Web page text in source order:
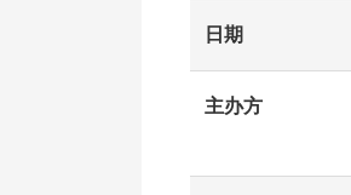
日期
主办方